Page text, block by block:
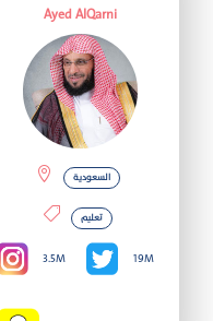
Ayed AlQarni
السعودية
تعليم
3.5M 19M